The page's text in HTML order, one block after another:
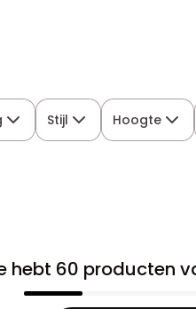
Stijl Hoogte
hebt 60 producten